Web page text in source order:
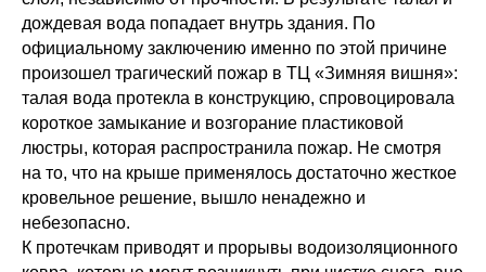
дождевая вода попадает внутрь здания. По
официальному заключению именно по этой причине
произошел трагический пожар в ТЦ «Зимняя вишня»:
талая вода протекла в конструкцию, спровоцировала
короткое замыкание и возгорание пластиковой
люстры, которая распространила пожар. Не смотря
на то, что на крыше применялось достаточно жесткое
кровельное решение, вышло ненадежно и
небезопасно.
К протечкам приводят и прорывы водоизоляционного